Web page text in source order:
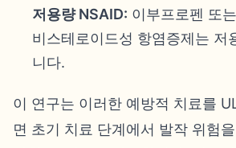
저용량 NSAID: 이부프로펜 또
비스테로이드성 항염증제는 저
니다.
이 연구는 이러한 예방적 치료를
면 초기 치료 단계에서 발작 위험